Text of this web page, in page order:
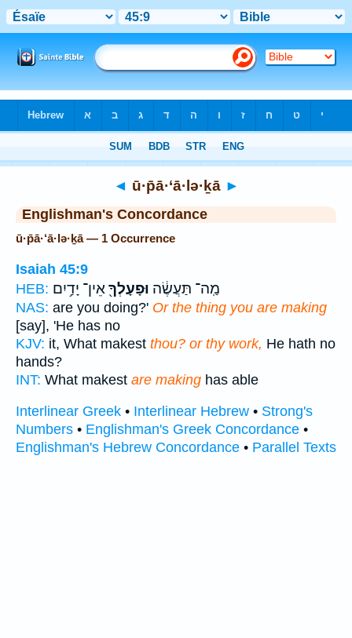
◄ ū·p̄ā·‘ā·lə·ḵā ►
Englishman's Concordance
ū·p̄ā·‘ā·lə·ḵā — 1 Occurrence
Isaiah 45:9
HEB:
מַֽה־ תַּעֲשֶׂ֔ה וּפָעָלְךָ֖אֵין־ יָדַ֥יִם
NAS: are you doing?' Or the thing you are making
[say], 'He has no
KJV: it, What makest thou? or thy work, He hath no
hands?
INT: What makest are making has able
Interlinear Greek • Interlinear Hebrew • Strong's
Numbers • Englishman's Greek Concordance •
Englishman's Hebrew Concordance • Parallel Texts